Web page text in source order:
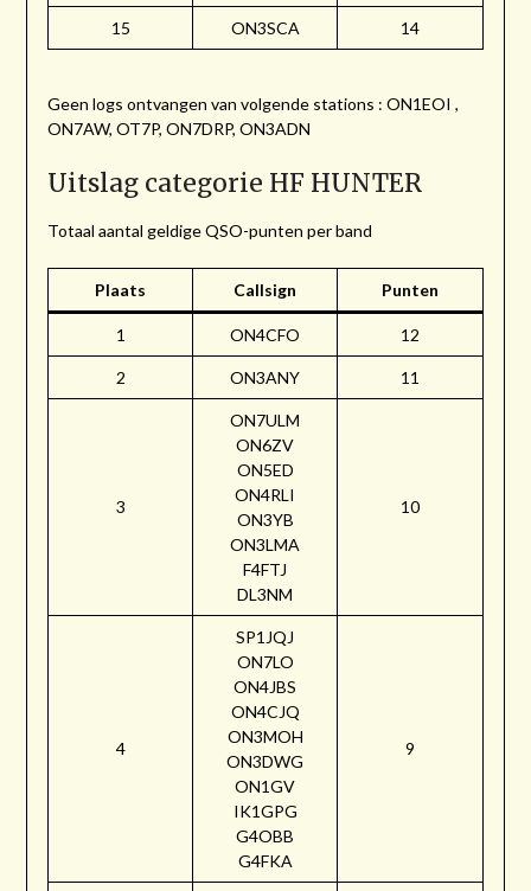
15 ON3SCA 14
Geen logs ontvangen van volgende stations : ON1EOI ,
ON7AW, OT7P, ON7DRP, ON3ADN
Uitslag categorie HF HUNTER
Totaal aantal geldige QSO-punten per band
Plaats Callsign Punten
1 ON4CFO 12
2 ON3ANY 11
3
ON7ULM
ON6ZV
ON5ED
ON4RLI
ON3YB
ON3LMA
F4FTJ
DL3NM
10
4
SP1JQJ
ON7LO
ON4JBS
ON4CJQ
ON3MOH
ON3DWG
ON1GV
IK1GPG
G4OBB
G4FKA
9